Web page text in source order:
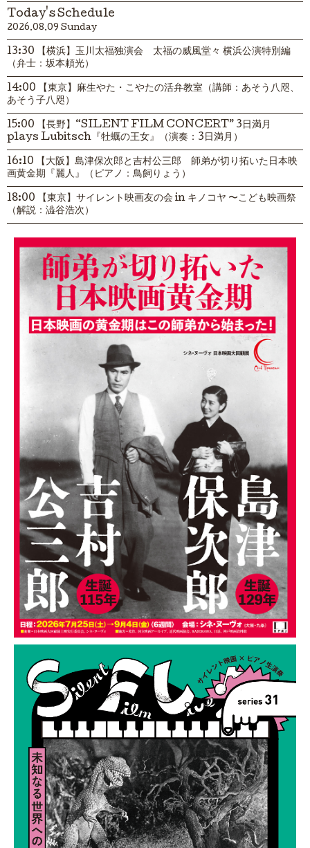
Today's Schedule
2026.08.09 Sunday
13:30 【横浜】玉川太福独演会 太福の威風堂々 横浜公演特別編
（弁士：坂本頼光）
14:00 【東京】麻生やた・こやたの活弁教室（講師：あそう八咫、
あそう子八咫）
15:00 【長野】“SILENT FILM CONCERT” 3日満月
plays Lubitsch『牡蠣の王女』（演奏：3日満月）
16:10 【大阪】島津保次郎と吉村公三郎 師弟が切り拓いた日本映
画黄金期『麗人』（ピアノ：鳥飼りょう）
18:00 【東京】サイレント映画友の会 in キノコヤ 〜こども映画祭
（解説：澁谷浩次）